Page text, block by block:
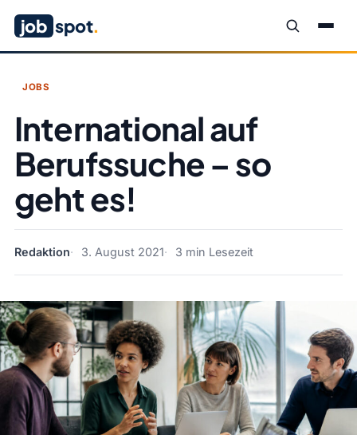
job spot.
JOBS
International auf
Berufssuche – so
geht es!
Redaktion 3. August 2021 3 min Lesezeit